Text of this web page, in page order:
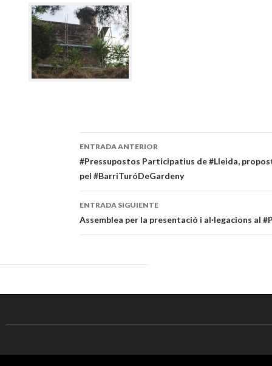
Navegación
de
entradas
ENTRADA ANTERIOR
#Pressupostos Participatius de #Lleida,
pel #BarriTuróDeGardeny
ENTRADA SIGUIENTE
Assemblea per la presentació i al·legacions al